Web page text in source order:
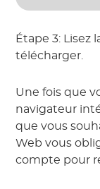
Étape 3: Lisez
télécharger.
Une fois que
navigateur
que vous
Web vous
compte pour